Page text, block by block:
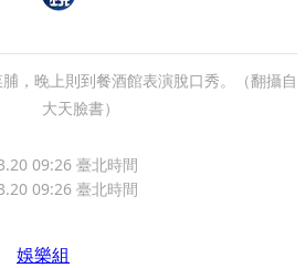
，晚上則到餐酒館表演脫口秀。（翻攝自
大天臉書）
09:26 臺北時間
09:26 臺北時間
娛樂組